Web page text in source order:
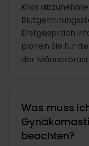
Kilos
Erstgespräch
planen Sie für
der
Was muss
beachten?